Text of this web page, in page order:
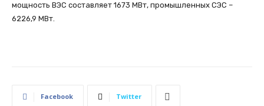
мощность ВЭС составляет 1673 МВт, промышленных СЭС –
6226,9 МВт.
Facebook Twitter